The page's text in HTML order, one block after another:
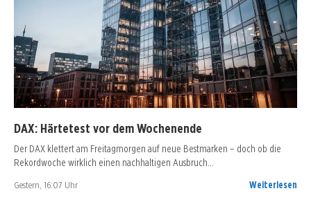
DAX: Härtetest vor dem Wochenende
Der DAX klettert am Freitagmorgen auf neue Bestmarken – doch ob die
Rekordwoche wirklich einen nachhaltigen Ausbruch…
Gestern, 16:07 Uhr Weiterlesen